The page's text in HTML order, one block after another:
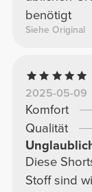
benötigt
Siehe Original
2025-05-09
Komfort
Qualität
Diese
Stoff sind